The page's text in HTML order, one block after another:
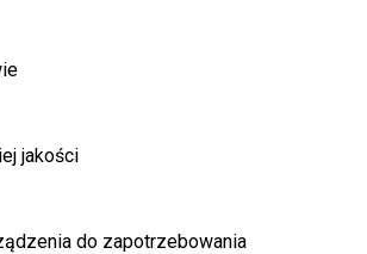
jakości
do zapotrzebowania